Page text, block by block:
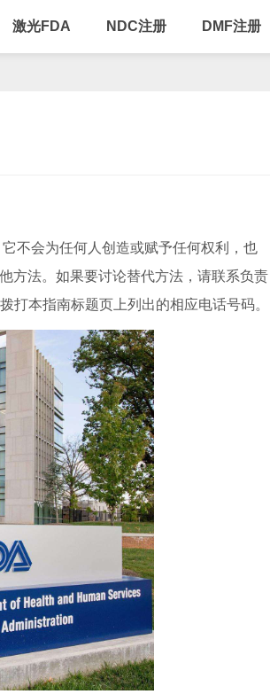
激光FDA NDC注册 DMF注册
不会为任何人创造或赋予任何权利，也
方法。如果要讨论替代方法，请联系负责
打本指南标题页上列出的相应电话号码。